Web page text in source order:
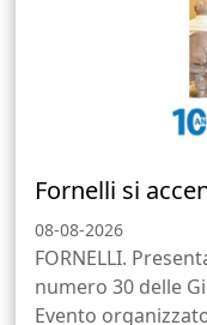
Fornelli si
08-08-2026
FORNELLI.
numero 30 delle
Evento